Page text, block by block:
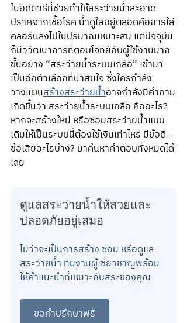
ในอดีตวิธีที่ช่วยทำให้สระว่ายน้ำสะอาด
ปราศจากเชื้อโรค น้ำดูใสอยู่ตลอดคือการใส่
คลอรีนลงไปในปริมาณเหมาะสม แต่ปัจจุบัน
ก็มีวิวัฒนาการที่ตอบโจทย์กับผู้ใช้งานมาก
ขึ้นอย่าง “สระว่ายน้ำระบบเกลือ” เข้ามา
เป็นอีกตัวเลือกที่น่าสนใจ ซึ่งใครกำลัง
วางแผนสร้างสระว่ายน้ำอาจกำลังมีคำถาม
เกิดขึ้นว่า สระว่ายน้ำระบบเกลือ คืออะไร?
หากจะสร้างใหม่ หรือซ่อมสระว่ายน้ำแบบ
เดิมให้เป็นระบบนี้ต้องใช้เงินเท่าไหร่ มีข้อดี-
ข้อเสียอะไรบ้าง? มาค้นหาคำตอบทั้งหมดได้
เลย
ดูแลสระว่ายน้ำให้สวยและ
ปลอดภัยอยู่เสมอ
ไม่ว่าจะเป็นการสร้าง ซ่อม หรือดูแล
สระว่ายน้ำ ทีมงานผู้เชี่ยวชาญพร้อม
ให้คำแนะนำที่เหมาะกับสระของคุณ
ขอคำปรึกษาฟรี